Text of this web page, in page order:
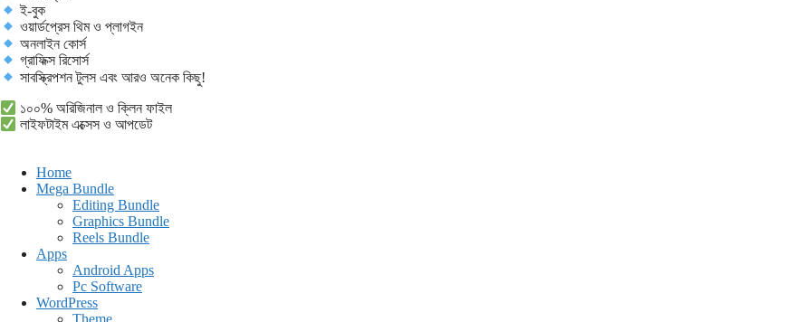
ই-বুক
ওয়ার্ডপ্রেস থিম ও প্লাগইন
অনলাইন কোর্স
গ্রাফিক্স রিসোর্স
সাবস্ক্রিপশন টুলস এবং আরও অনেক কিছু!
১০০% অরিজিনাল ও ক্লিন ফাইল
লাইফটাইম এক্সেস ও আপডেট
Home
Mega Bundle
Editing Bundle
Graphics Bundle
Reels Bundle
Apps
Android Apps
Pc Software
WordPress
Theme